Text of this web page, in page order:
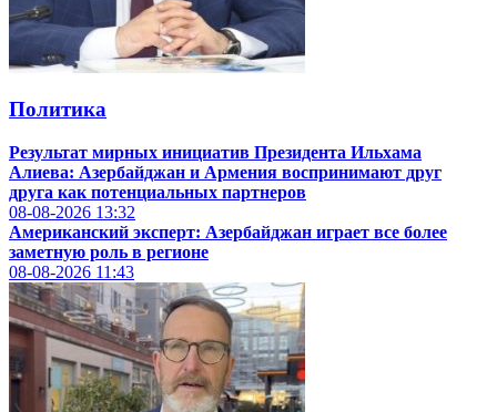
Политика
Результат мирных инициатив Президентa Ильхамa
Алиевa: Азербайджан и Армения воспринимают друг
друга как потенциальных партнеров
08-08-2026 13:32
Американский эксперт: Азербайджан играет все более
заметную роль в регионе
08-08-2026 11:43